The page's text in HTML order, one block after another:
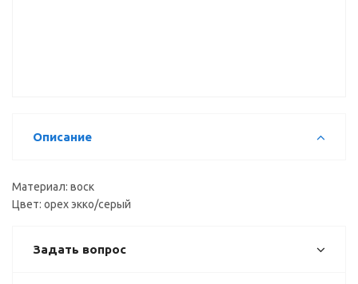
Описание
Материал: воск
Цвет: орех экко/серый
Задать вопрос